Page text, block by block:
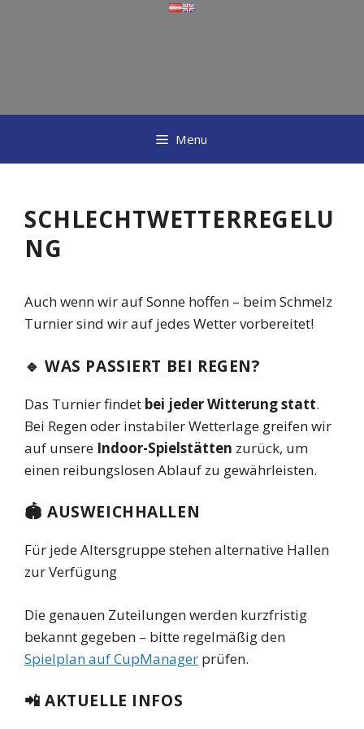
Menu
SCHLECHTWETTERREGELU
NG
Auch wenn wir auf Sonne hoffen – beim Schmelz
Turnier sind wir auf jedes Wetter vorbereitet!
🔹 WAS PASSIERT BEI REGEN?
Das Turnier findet bei jeder Witterung statt.
Bei Regen oder instabiler Wetterlage greifen wir
auf unsere Indoor-Spielstätten zurück, um
einen reibungslosen Ablauf zu gewährleisten.
🏟️ AUSWEICHHALLEN
Für jede Altersgruppe stehen alternative Hallen
zur Verfügung
Die genauen Zuteilungen werden kurzfristig
bekannt gegeben – bitte regelmäßig den
Spielplan auf CupManager prüfen.
📲 AKTUELLE INFOS